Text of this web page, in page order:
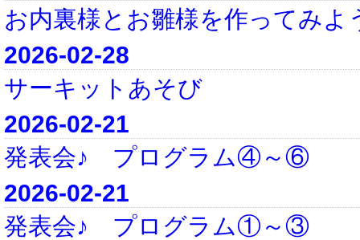
お内裏様とお雛様を作ってみよ
2026-02-28
サーキットあそび
2026-02-21
発表会♪ プログラム④～⑥
2026-02-21
発表会♪ プログラム①～③